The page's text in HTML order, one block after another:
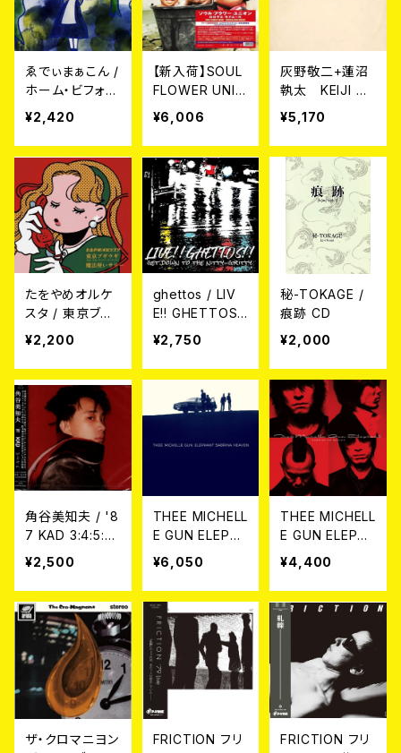
ゑでぃまぁこん /
ホーム・ビフォ
ア・ダーク c/w
ホーム・ビフォ
ア・ダー ク(Rec
omposed by
TORSO) 7EP
¥2,420
【新入荷】SOUL
FLOWER UNIO
N ソウル・フラワ
ー・ユニオン / L
OROSAE MON
AMOUR 2LP
¥6,006
灰野敬二+蓮沼
執太 KEIJI HA
INO + SHUTA
HASUNUMA /
U TA LP
¥5,170
たをやめオルケ
スタ / 東京ブギ
ウギ feat.もも
(チャラン・ポ・ラ
ンタン)//魔法使
いサリー 7EP
【10月29日発
売】
¥2,200
ghettos / LIV
E!! GHETTOS!!
GET DOWN T
O THE NITTY-
GRITTY CD
¥2,750
秘-TOKAGE /
痕跡 CD
¥2,000
角谷美知夫 / '8
7 KAD 3:4:5:6
CD
¥2,500
THEE MICHELL
E GUN ELEPHA
NT / SABRINA
HEAVEN(2LP重
量盤)
¥6,050
THEE MICHELL
E GUN ELEPHA
NT - SABRINA
NO HEAVEN(L
P重量盤)
¥4,400
ザ・クロマニヨン
FRICTION フリ
FRICTION フリ